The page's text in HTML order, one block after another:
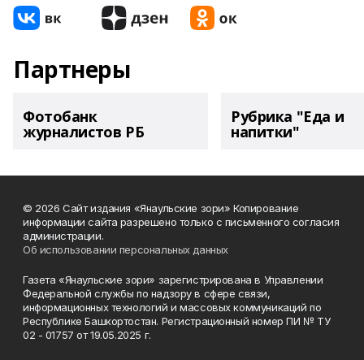
Партнеры
Фотобанк
журналистов РБ
Рубрика "Еда и
напитки"
© 2026 Сайт издания «Янаульские зори» Копирование
информации сайта разрешено только с письменного согласия
администрации.
Об использовании персональных данных
Газета «Янаульские зори» зарегистрирована в Управлении
Федеральной службы по надзору в сфере связи,
информационных технологий и массовых коммуникаций по
Республике Башкортостан. Регистрационный номер ПИ № ТУ
02 - 01757 от 19.05.2025 г.